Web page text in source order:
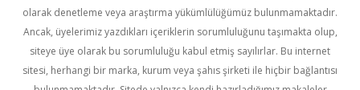
olarak denetleme veya araştırma yükümlülüğümüz bulunmamaktadır.
Ancak, üyelerimiz yazdıkları içeriklerin sorumluluğunu taşımakta olup,
siteye üye olarak bu sorumluluğu kabul etmiş sayılırlar. Bu internet
sitesi, herhangi bir marka, kurum veya şahıs şirketi ile hiçbir bağlantısı